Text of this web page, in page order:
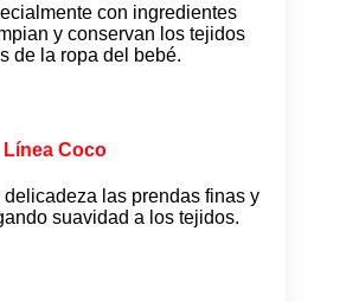
con ingredientes
y conservan los tejidos
de la ropa del bebé.
Línea Coco
delicadeza las prendas finas y
suavidad a los tejidos.